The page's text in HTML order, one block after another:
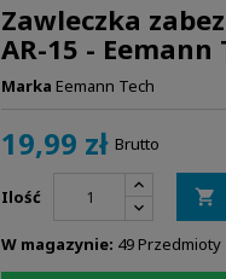
Zawleczka
AR-15 - Eemann
Marka Eemann Tech
19,99 zł Brutto
Ilość 
W magazynie: 49 Przedmioty